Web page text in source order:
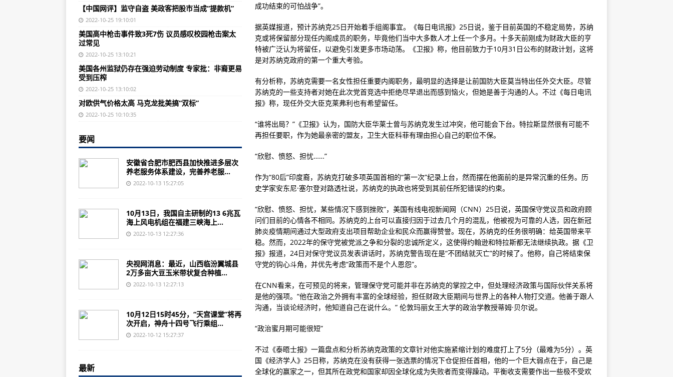
美军“鹰”式教练机因发动机问题停飞
大韩航空公司一架客机在菲律宾冲出跑道 无人员伤亡
跳水世界杯：参赛9人均有金牌 中国队包揽8个奥运项目冠军
美民调：超八成美民众认为党派斗争将摧毁国家
佩洛西淡化美国通货膨胀问题 美网友痛批：玩“文字游戏”转移话题
在非侨胞热议中共二十大：将继续为中非友好贡献侨力
苏纳克为参选首发声 称准备接替特拉斯成为英国首相
英国首相“走马灯”式更替暴露体制弊端
世界技能大赛特别赛瑞士赛区：中国代表团获4枚金牌
蓝天作证，他为“鲲鹏”试翼！
那些年，我们一起揭开的“序幕”
美国芝加哥周末枪击案频发：至少43人中枪 包括9名青少年
“翼龙”杯第十四届中国航展摄影大赛征稿启事
科学家研究体外生成毛囊新策略
韩国学者：中国外交智慧将为全球治理作出更大贡献
调查：美国通胀持续飙升 超六成民众财务状况恶化
报告：高通胀给美国购物季蒙上阴影 民众消费意愿受影响严重
成功结束的可怕战争”。
据英媒报道，预计苏纳克25日开始着手组阁事宜。《每日电讯报》25日说，鉴于目前英国的不稳定局势，苏纳
克或将保留部分现任内阁成员的职务，毕竟他们当中大多数人才上任一个多月。十多天前刚成为财政大臣的亨
特被广泛认为将留任，以避免引发更多市场动荡。《卫报》称，他目前致力于10月31日公布的财政计划，这将
是对苏纳克政府的第一个重大考验。
有分析称，苏纳克需要一名女性担任重要内阁职务，最明显的选择是让前国防大臣莫当特出任外交大臣。尽管
苏纳克的一些支持者对她在此次党首竞选中拒绝尽早退出而感到恼火，但她是善于沟通的人。不过《每日电讯
报》称，现任外交大臣克莱弗利也有希望留任。
“谁将出局？”《卫报》认为，国防大臣华莱士曾与苏纳克发生过冲突，他可能会下台。特拉斯显然很有可能不
再担任要职，作为她最亲密的盟友，卫生大臣科菲有理由担心自己的职位不保。
“欣慰、愤怒、担忧……”
作为“80后”印度裔，苏纳克打破多项英国首相的“第一次”纪录上台，然而摆在他面前的是异常沉重的任务。历
史学家安东尼·塞尔登对路透社说，苏纳克的执政也将受到其前任所犯错误的约束。
“欣慰、愤怒、担忧，某些情况下感到挫败”，美国有线电视新闻网（CNN）25日说，英国保守党议员和政府顾
问们目前的心情各不相同。苏纳克的上台可以直接归因于过去几个月的混乱，他被视为可靠的人选，因在新冠
肺炎疫情期间通过大型政府支出项目帮助企业和民众而赢得赞誉。现在，苏纳克的任务很明确：给英国带来平
稳。然而，2022年的保守党被党派之争和分裂的忠诚所定义，这使得约翰逊和特拉斯都无法继续执政。据《卫
报》报道，24日对保守党议员发表讲话时，苏纳克警告现在是“不团结就灭亡”的时候了。他称，自己将结束保
守党的钩心斗角，并优先考虑“政策而不是个人恩怨”。
在CNN看来，在可预见的将来，管理保守党可能并非在苏纳克的掌控之中，但处理经济政策与国际伙伴关系将
是他的强项。“他在政治之外拥有丰富的全球经验，担任财政大臣期间与世界上的各种人物打交道。他善于跟人
沟通，当谈论经济时，他知道自己在说什么。” 伦敦玛丽女王大学的政治学教授蒂姆·贝尔说。
“政治蜜月期可能很短”
不过《泰晤士报》一篇盘点和分析苏纳克政策的文章针对他实施紧缩计划的难度打上了5分（最难为5分）。英
国《经济学人》25日称，苏纳克在没有获得一张选票的情况下仓促担任首相，他的一个巨大弱点在于，自己是
全球化的赢家之一，但其所在政党和国家却因全球化成为失败者而变得躁动。平衡收支需要作出一些极不受欢
【中国网评】监守自盗 美政客把股市当成“提款机”
2022-10-25 19:10:01
美国高中枪击事件致3死7伤 议员感叹校园枪击案太
过常见
2022-10-25 13:10:21
美国各州监狱仍存在强迫劳动制度 专家批：非裔更易
受到压榨
2022-10-25 13:10:02
对欧供气价格太高 马克龙批美搞“双标”
2022-10-25 10:10:35
要闻
安徽省合肥市肥西县加快推进多层次
养老服务体系建设，完善养老服...
2022-10-13 15:27:05
10月13日，我国自主研制的13 6兆瓦
海上风电机组在福建三峡海上...
2022-10-13 12:27:36
央视网消息：最近，山西临汾翼城县
2万多亩大豆玉米带状复合种植...
2022-10-13 12:27:13
10月12日15时45分，“天宫课堂”将再
次开启，神舟十四号飞行乘组...
2022-10-12 15:27:37
最新